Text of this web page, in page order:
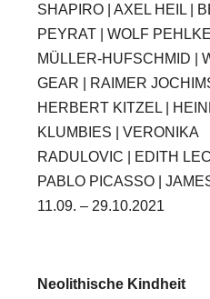
SHAPIRO | AXEL HEIL |
PEYRAT | WOLF
MÜLLER-HUFSCHMID |
GEAR | RAIMER
HERBERT KITZEL |
KLUMBIES | VERONIKA
RADULOVIC | EDITH
PABLO PICASSO |
11.09. – 29.10.2021
Neolithische Kindheit